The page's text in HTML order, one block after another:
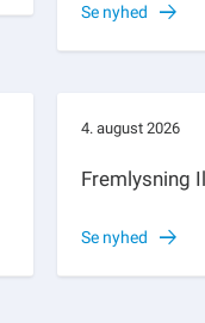
Se nyhed
4. august 2026
Fremlysning
Se nyhed